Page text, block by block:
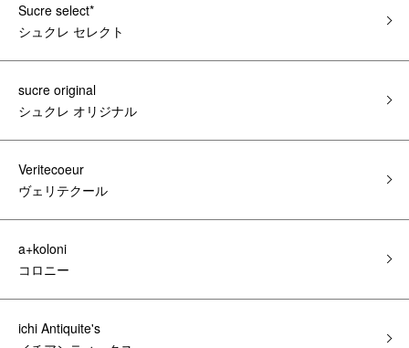
Sucre select*
シュクレ セレクト
sucre original
シュクレ オリジナル
Veritecoeur
ヴェリテクール
a+koloni
コロニー
ichi Antiquite's